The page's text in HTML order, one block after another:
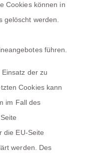
Cookies können in
gelöscht werden.
führen.
der zu
Cookies kann
im Fall des
die EU-Seite
werden. Des